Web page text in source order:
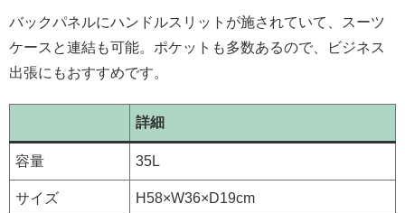
バックパネルにハンドルスリットが施されていて、スーツ
ケースと連結も可能。ポケットも多数あるので、ビジネス
出張にもおすすめです。
詳細
容量 35L
サイズ H58×W36×D19cm